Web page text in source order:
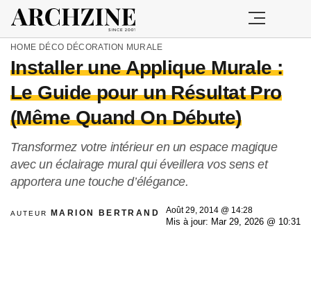
HOME DÉCO DÉCORATION MURALE
Installer une Applique Murale :
Le Guide pour un Résultat Pro
(Même Quand On Débute)
Transformez votre intérieur en un espace magique
avec un éclairage mural qui éveillera vos sens et
apportera une touche d’élégance.
AUTEUR MARION BERTRAND
Août 29, 2014 @ 14:28
Mis à jour: Mar 29, 2026 @ 10:31